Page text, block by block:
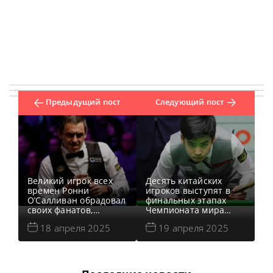
Предыдущий пост
Великий игрок всех
времен Ронни
О’Салливан обрадовал
своих фанатов,
заявив, что вступит в
яростный бой в
первом раунде на
сообщает metrouk
18 апреля 2025
Следующий пост
Десять китайских
игроков выступят в
финальных этапах
Чемпионата мира
2025 по снукеру в
Шеффилде и сразятся
за титул и главный
19 апреля 2025